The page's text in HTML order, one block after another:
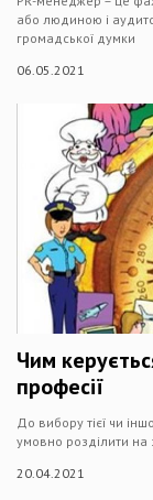
або людиною і
громадської думки
06.05.2021
Чим
професії
До вибору тієї чи
умовно розділити на
20.04.2021